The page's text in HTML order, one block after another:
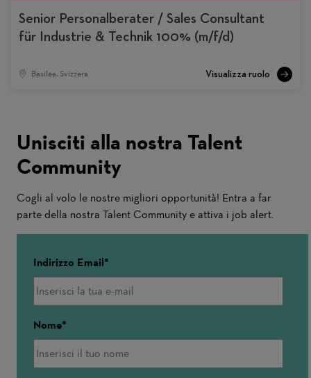
Senior Personalberater / Sales Consultant
für Industrie & Technik 100% (m/f/d)
Basilea, Svizzera
Unisciti alla nostra Talent
Community
Cogli al volo le nostre migliori opportunità! Entra a far
parte della nostra Talent Community e attiva i job alert.
Indirizzo Email
Nome